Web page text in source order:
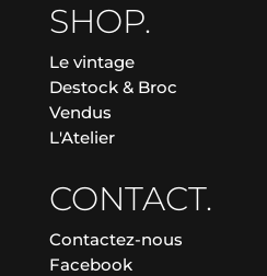
SHOP.
Le vintage
Destock & Broc
Vendus
L'Atelier
CONTACT.
Contactez-nous
Facebook